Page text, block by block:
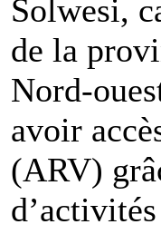
Solwesi,
de la
Nord-
avoir
(ARV)